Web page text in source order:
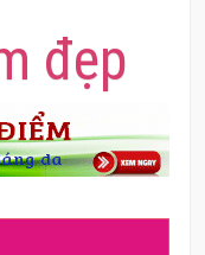
đẹp